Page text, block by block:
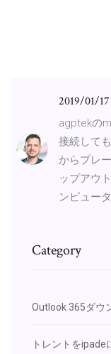
2019/01/17
agptekの
接続して
からプレ
ップアウ
ンピュー
Category
Outlook 365ダウ
トレントをipade